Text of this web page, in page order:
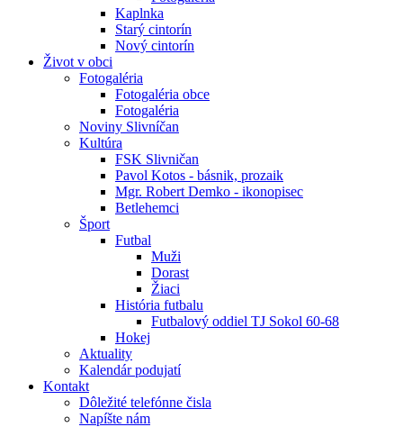
Kaplnka
Starý cintorín
Nový cintorín
Život v obci
Fotogaléria
Fotogaléria obce
Fotogaléria
Noviny Slivníčan
Kultúra
FSK Slivničan
Pavol Kotos - básnik, prozaik
Mgr. Robert Demko - ikonopisec
Betlehemci
Šport
Futbal
Muži
Dorast
Žiaci
História futbalu
Futbalový oddiel TJ Sokol 60-68
Hokej
Aktuality
Kalendár podujatí
Kontakt
Dôležité telefónne čisla
Napíšte nám